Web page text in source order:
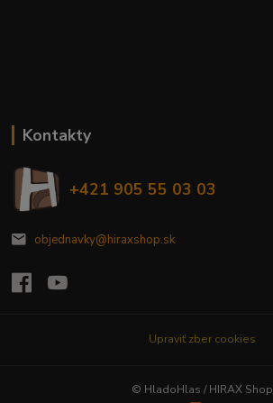
Kontakty
+421 905 55 03 03
objednavky@hiraxshop.sk
Upraviť zber cookies
© HladoHlas / HIRAX Shop